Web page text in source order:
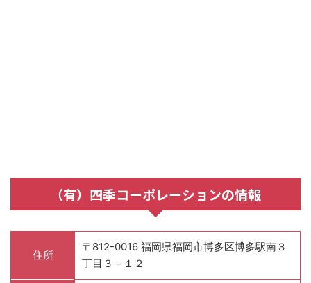
（有）四季コーポレーションの情報
住所
〒812-0016 福岡県福岡市博多区博多駅南３
丁目３－１２